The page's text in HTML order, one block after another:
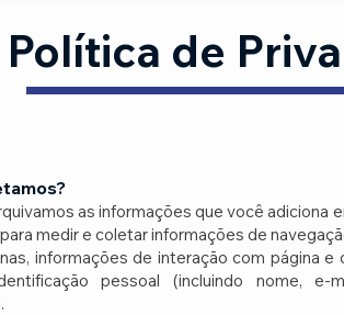
Política de
as informações que você adiciona
medir e coletar informações de
informações de interação com página
pessoal (incluindo nome, e-